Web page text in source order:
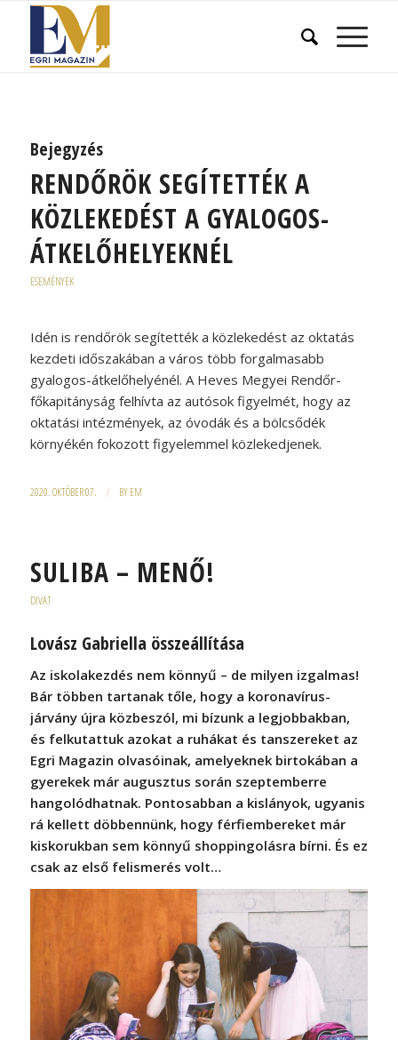
Bejegyzés
RENDŐRÖK SEGÍTETTÉK A
KÖZLEKEDÉST A GYALOGOS-
ÁTKELŐHELYEKNÉL
ESEMÉNYEK
Idén is rendőrök segítették a közlekedést az oktatás
kezdeti időszakában a város több forgalmasabb
gyalogos-átkelőhelyénél. A Heves Megyei Rendőr-
főkapitányság felhívta az autósok figyelmét, hogy az
oktatási intézmények, az óvodák és a bölcsődék
környékén fokozott figyelemmel közlekedjenek.
2020. OKTÓBER 07. / BYEM
SULIBA – MENŐ!
DIVAT
Lovász Gabriella összeállítása
Az iskolakezdés nem könnyű – de milyen izgalmas!
Bár többen tartanak tőle, hogy a koronavírus-
járvány újra közbeszól, mi bízunk a legjobbakban,
és felkutattuk azokat a ruhákat és tanszereket az
Egri Magazin olvasóinak, amelyeknek birtokában a
gyerekek már augusztus során szeptemberre
hangolódhatnak. Pontosabban a kislányok, ugyanis
rá kellett döbbennünk, hogy férfiembereket már
kiskorukban sem könnyű shoppingolásra bírni. És ez
csak az első felismerés volt…